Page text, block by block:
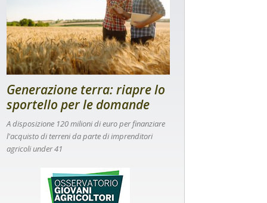
Generazione terra: riapre lo
sportello per le domande
A disposizione 120 milioni di euro per finanziare
l'acquisto di terreni da parte di imprenditori
agricoli under 41